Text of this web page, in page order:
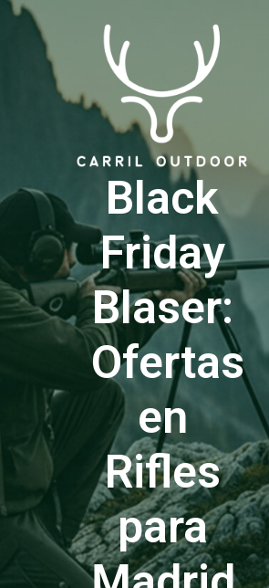
Black
Friday
Blaser:
Ofertas
en
Rifles
para